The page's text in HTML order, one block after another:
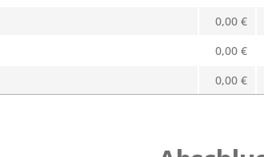
0,00 €
0,00 €
0,00 €